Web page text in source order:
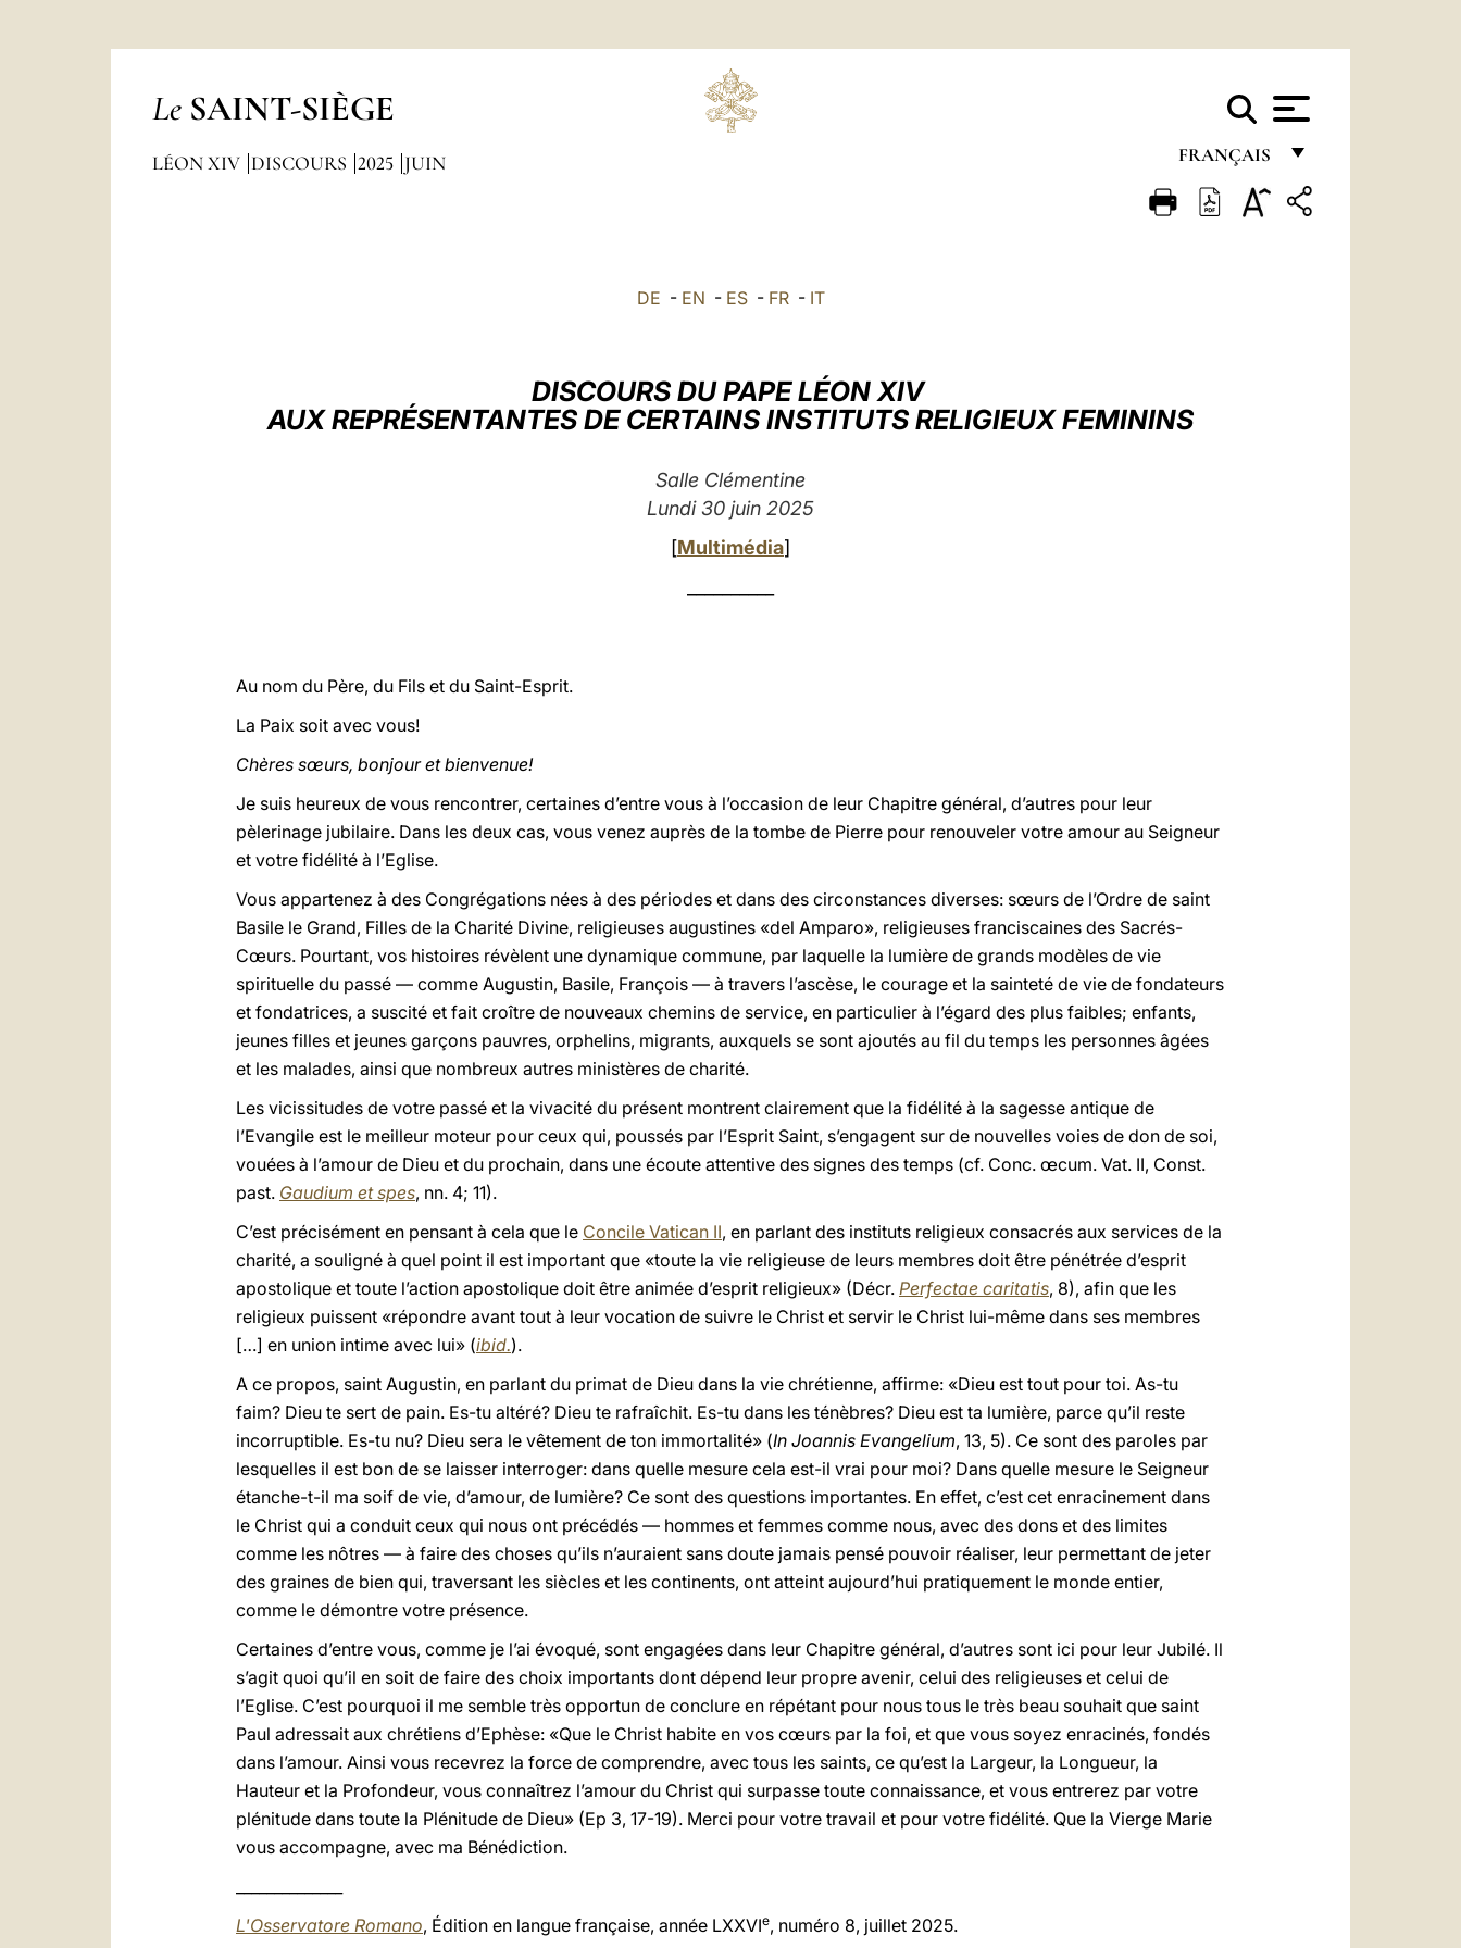
Le SAINT-SIÈGE
FRANÇAIS
FRANÇAIS
DEUTSCH
LÉON XIV DISCOURS 2025 JUIN
DE - EN - ES- FR- IT
DISCOURS DU PAPE LÉON XIV
AUX REPRÉSENTANTES DE CERTAINS INSTITUTS RELIGIEUX FEMININS
Salle Clémentine
Lundi 30 juin 2025
[Multimédia]
Au nom du Père, du Fils et du Saint-Esprit.
La Paix soit avec vous!
Chères sœurs, bonjour et bienvenue!
Je suis heureux de vous rencontrer, certaines d’entre vous à l’occasion de leur Chapitre général, d’autres pour leur
pèlerinage jubilaire. Dans les deux cas, vous venez auprès de la tombe de Pierre pour renouveler votre amour au Seigneur
et votre fidélité à l’Eglise.
Vous appartenez à des Congrégations nées à des périodes et dans des circonstances diverses: sœurs de l’Ordre de saint
Basile le Grand, Filles de la Charité Divine, religieuses augustines «del Amparo», religieuses franciscaines des Sacrés-
Cœurs. Pourtant, vos histoires révèlent une dynamique commune, par laquelle la lumière de grands modèles de vie
spirituelle du passé — comme Augustin, Basile, François — à travers l’ascèse, le courage et la sainteté de vie de fondateurs
et fondatrices, a suscité et fait croître de nouveaux chemins de service, en particulier à l’égard des plus faibles; enfants,
jeunes filles et jeunes garçons pauvres, orphelins, migrants, auxquels se sont ajoutés au fil du temps les personnes âgées
et les malades, ainsi que nombreux autres ministères de charité.
Les vicissitudes de votre passé et la vivacité du présent montrent clairement que la fidélité à la sagesse antique de
l’Evangile est le meilleur moteur pour ceux qui, poussés par l’Esprit Saint, s’engagent sur de nouvelles voies de don de soi,
vouées à l’amour de Dieu et du prochain, dans une écoute attentive des signes des temps (cf. Conc. œcum. Vat. II, Const.
past. Gaudium et spes, nn. 4; 11).
C’est précisément en pensant à cela que le Concile Vatican II, en parlant des instituts religieux consacrés aux services de la
charité, a souligné à quel point il est important que «toute la vie religieuse de leurs membres doit être pénétrée d’esprit
apostolique et toute l’action apostolique doit être animée d’esprit religieux» (Décr. Perfectae caritatis, 8), afin que les
religieux puissent «répondre avant tout à leur vocation de suivre le Christ et servir le Christ lui-même dans ses membres
[…] en union intime avec lui» (ibid.).
A ce propos, saint Augustin, en parlant du primat de Dieu dans la vie chrétienne, affirme: «Dieu est tout pour toi. As-tu
faim? Dieu te sert de pain. Es-tu altéré? Dieu te rafraîchit. Es-tu dans les ténèbres? Dieu est ta lumière, parce qu’il reste
incorruptible. Es-tu nu? Dieu sera le vêtement de ton immortalité» (In Joannis Evangelium, 13, 5). Ce sont des paroles par
lesquelles il est bon de se laisser interroger: dans quelle mesure cela est-il vrai pour moi? Dans quelle mesure le Seigneur
étanche-t-il ma soif de vie, d’amour, de lumière? Ce sont des questions importantes. En effet, c’est cet enracinement dans
le Christ qui a conduit ceux qui nous ont précédés — hommes et femmes comme nous, avec des dons et des limites
comme les nôtres — à faire des choses qu’ils n’auraient sans doute jamais pensé pouvoir réaliser, leur permettant de jeter
des graines de bien qui, traversant les siècles et les continents, ont atteint aujourd’hui pratiquement le monde entier,
comme le démontre votre présence.
Certaines d’entre vous, comme je l’ai évoqué, sont engagées dans leur Chapitre général, d’autres sont ici pour leur Jubilé. Il
s’agit quoi qu’il en soit de faire des choix importants dont dépend leur propre avenir, celui des religieuses et celui de
l’Eglise. C’est pourquoi il me semble très opportun de conclure en répétant pour nous tous le très beau souhait que saint
Paul adressait aux chrétiens d’Ephèse: «Que le Christ habite en vos cœurs par la foi, et que vous soyez enracinés, fondés
dans l’amour. Ainsi vous recevrez la force de comprendre, avec tous les saints, ce qu’est la Largeur, la Longueur, la
Hauteur et la Profondeur, vous connaîtrez l’amour du Christ qui surpasse toute connaissance, et vous entrerez par votre
plénitude dans toute la Plénitude de Dieu» (Ep 3, 17-19). Merci pour votre travail et pour votre fidélité. Que la Vierge Marie
vous accompagne, avec ma Bénédiction.
L'Osservatore Romano, Édition en langue française, année LXXVIe, numéro 8, juillet 2025.